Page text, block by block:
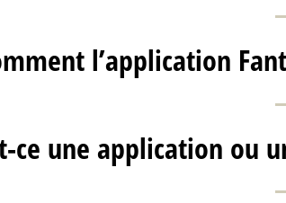
l’application
ce une application ou